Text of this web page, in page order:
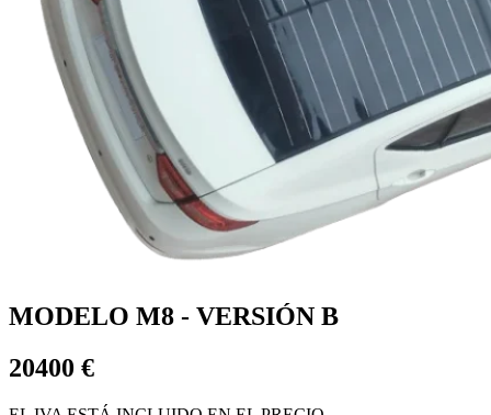
MODELO M8 - VERSIÓN B
20400 €